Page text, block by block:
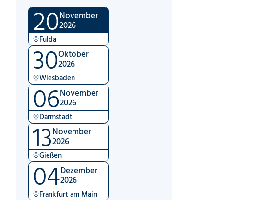
20November
2026
Fulda
30Oktober
2026
Wiesbaden
06November
2026
Darmstadt
13November
2026
Gießen
04Dezember
2026
Frankfurt am Main